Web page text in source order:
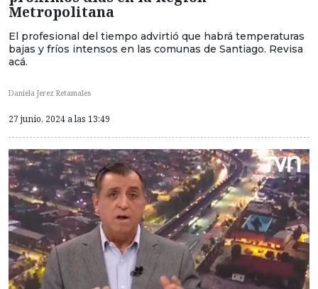
Metropolitana
El profesional del tiempo advirtió que habrá temperaturas
bajas y fríos intensos en las comunas de Santiago. Revisa
acá.
Daniela Jerez Retamales
27 junio, 2024 a las 13:49